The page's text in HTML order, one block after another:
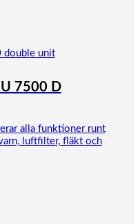
7500 D
alla funktioner runt
luftfilter, fläkt och